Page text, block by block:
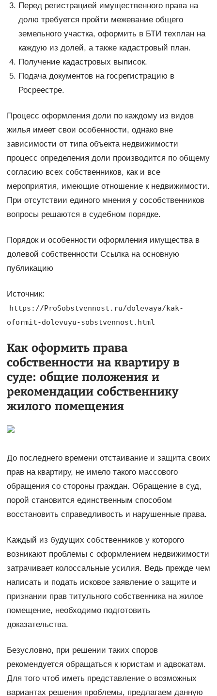
Перед регистрацией имущественного права на
долю требуется пройти межевание общего
земельного участка, оформить в БТИ техплан на
каждую из долей, а также кадастровый план.
Получение кадастровых выписок.
Подача документов на госрегистрацию в
Росреестре.
Процесс оформления доли по каждому из видов
жилья имеет свои особенности, однако вне
зависимости от типа объекта недвижимости
процесс определения доли производится по общему
согласию всех собственников, как и все
мероприятия, имеющие отношение к недвижимости.
При отсутствии единого мнения у сособственников
вопросы решаются в судебном порядке.
Порядок и особенности оформления имущества в
долевой собственности Ссылка на основную
публикацию
Источник:
https://ProSobstvennost.ru/dolevaya/kak-
oformit-dolevuyu-sobstvennost.html
Как оформить права
собственности на квартиру в
суде: общие положения и
рекомендации собственнику
жилого помещения
До последнего времени отстаивание и защита своих
прав на квартиру, не имело такого массового
обращения со стороны граждан. Обращение в суд,
порой становится единственным способом
восстановить справедливость и нарушенные права.
Каждый из будущих собственников у которого
возникают проблемы с оформлением недвижимости
затрачивает колоссальные усилия. Ведь прежде чем
написать и подать исковое заявление о защите и
признании прав титульного собственника на жилое
помещение, необходимо подготовить
доказательства.
Безусловно, при решении таких споров
рекомендуется обращаться к юристам и адвокатам.
Для того чтоб иметь представление о возможных
вариантах решения проблемы, предлагаем данную